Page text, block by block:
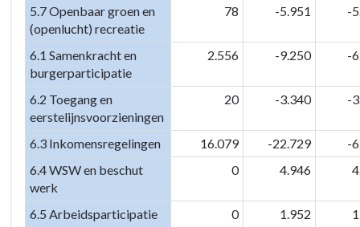
5.7 Openbaar groen en
(openlucht) recreatie
78 -5.951 -
6.1 Samenkracht en
burgerparticipatie
2.556 -9.250 -
6.2 Toegang en
eerstelijnsvoorzieningen
20 -3.340 -
6.3 Inkomensregelingen 16.079 -22.729
-
6.4 WSW en beschut
werk
0 4.946
6.5 Arbeidsparticipatie 0 1.952